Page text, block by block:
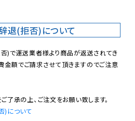
退(拒否)について
)で運送業者様より商品が返送されてき
金額でご請求させて頂きますのでご注意
)について